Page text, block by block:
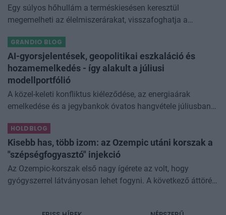
Egy súlyos hőhullám a terméskiesésen keresztül
megemelheti az élelmiszerárakat, visszafoghatja a
még az állam finanszírozását is m
GRANDIO BLOG
AI-gyorsjelentések, geopolitikai eszkaláció és
hozamemelkedés - így alakult a júliusi
modellportfólió
A közel-keleti konfliktus kiéleződése, az energiaárak
emelkedése és a jegybankok óvatos hangvétele júliusban
miközben a jelentő
HOLDBLOG
Kisebb has, több izom: az Ozempic utáni korszak a
"szépségfogyasztó" injekció
Az Ozempic-korszak első nagy ígérete az volt, hogy
gyógyszerrel látványosan lehet fogyni. A következő áttörés